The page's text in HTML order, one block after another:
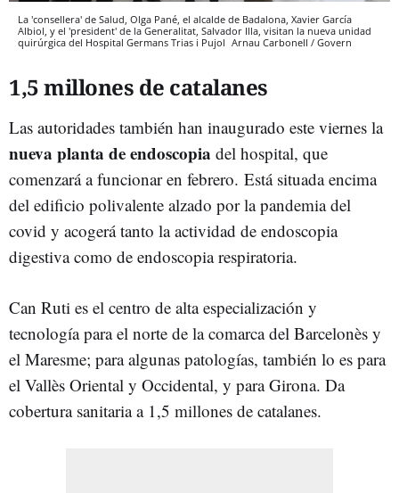
La 'consellera' de Salud, Olga Pané, el alcalde de Badalona, Xavier García
Albiol, y el 'president' de la Generalitat, Salvador Illa, visitan la nueva unidad
quirúrgica del Hospital Germans Trias i Pujol Arnau Carbonell / Govern
1,5 millones de catalanes
Las autoridades también han inaugurado este viernes la
nueva planta de endoscopia del hospital, que
comenzará a funcionar en febrero. Está situada encima
del edificio polivalente alzado por la pandemia del
covid y acogerá tanto la actividad de endoscopia
digestiva como de endoscopia respiratoria.
Can Ruti es el centro de alta especialización y
tecnología para el norte de la comarca del Barcelonès y
el Maresme; para algunas patologías, también lo es para
el Vallès Oriental y Occidental, y para Girona. Da
cobertura sanitaria a 1,5 millones de catalanes.